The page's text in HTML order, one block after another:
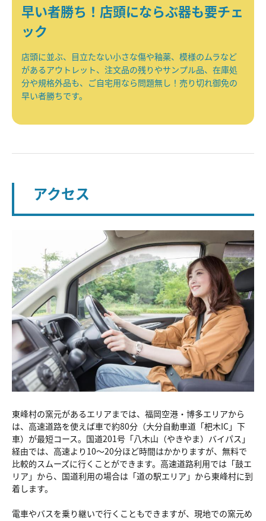
早い者勝ち！店頭にならぶ器も要チェ
ック
店頭に並ぶ、目立たない小さな傷や釉薬、模様のムラなど
があるアウトレット、注文品の残りやサンプル品、在庫処
分や規格外品も、ご自宅用なら問題無し！売り切れ御免の
早い者勝ちです。
アクセス
東峰村の窯元があるエリアまでは、福岡空港・博多エリアから
は、高速道路を使えば車で約80分（大分自動車道「杷木IC」下
車）が最短コース。国道201号「八木山（やきやま）バイパス」
経由では、高速より10～20分ほど時間はかかりますが、無料で
比較的スムーズに行くことができます。高速道路利用では「鼓エ
リア」から、国道利用の場合は「道の駅エリア」から東峰村に到
着します。
電車やバスを乗り継いで行くこともできますが、現地での窯元め